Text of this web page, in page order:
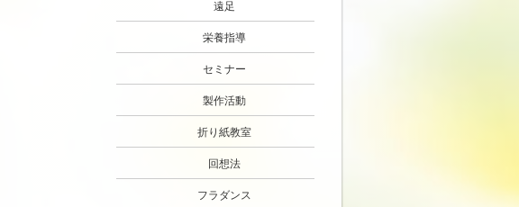
遠足
栄養指導
セミナー
製作活動
折り紙教室
回想法
フラダンス